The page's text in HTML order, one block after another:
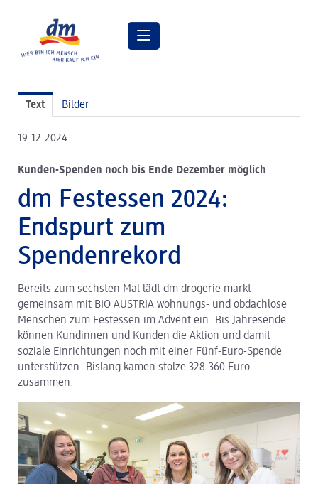
Pressebilder
dm Geschäftsführung
dm Markt
dm friseurstudio
dm kosmetikstudio
Verantwortung
Lehre bei dm
Arbeiten bei dm
dm Logistik
Über dm
Pressekontakt
Text Bilder
19.12.2024
Kunden-Spenden noch bis Ende Dezember möglich
dm Festessen 2024:
Endspurt zum
Spendenrekord
Bereits zum sechsten Mal lädt dm drogerie markt
gemeinsam mit BIO AUSTRIA wohnungs- und obdachlose
Menschen zum Festessen im Advent ein. Bis Jahresende
können Kundinnen und Kunden die Aktion und damit
soziale Einrichtungen noch mit einer Fünf-Euro-Spende
unterstützen. Bislang kamen stolze 328.360 Euro
zusammen.